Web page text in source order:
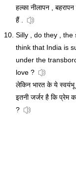
हल्का नीलापन ,
हैं .
Silly , do they , the
think that India is
under the
love ?
लेकिन भारत के ये स्वयंभू
इतनी जर्जर है कि प्रेम
?